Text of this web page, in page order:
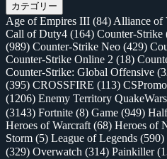
カテゴリー
Age of Empires III (84) Alliance of
Call of Duty4 (164) Counter-Strike
(989) Counter-Strike Neo (429)
Counter-Strike Online 2 (18)
Counter-Strike: Global Offensive
(395) CROSSFIRE (113)
(1206) Enemy Territory QuakeWars
(3143) Fortnite (8) Game (949)
Heroes of Warcraft (68) Heroes of
Storm (5) League of Legends (590)
(329) Overwatch (314) Painkiller